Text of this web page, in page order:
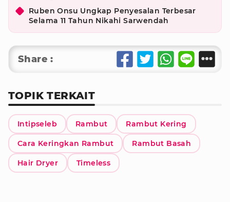
Ruben Onsu Ungkap Penyesalan Terbesar
Selama 11 Tahun Nikahi Sarwendah
Share :
TOPIK TERKAIT
Intipseleb Rambut Rambut Kering
Cara Keringkan Rambut Rambut Basah
Hair Dryer Timeless